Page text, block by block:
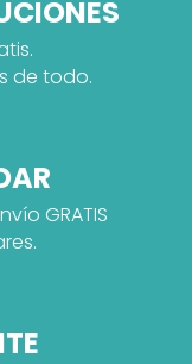
de todo.
GRATIS